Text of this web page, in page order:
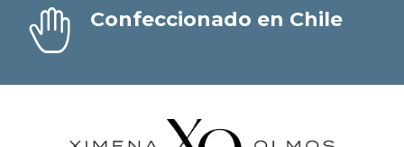
Confeccionado en Chile